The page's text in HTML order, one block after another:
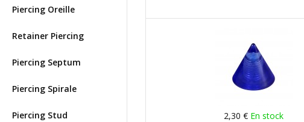
Piercing Oreille
Retainer Piercing
Piercing Septum
Piercing Spirale
Piercing Stud 2,30 € En stock